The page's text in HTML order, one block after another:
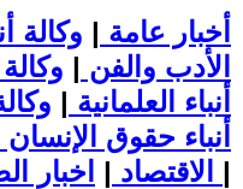
أخبار عامة | وكالة
الأدب والفن | وكالة
أنباء العلمانية |
أنباء حقوق الإنسان
الاقتصاد | |